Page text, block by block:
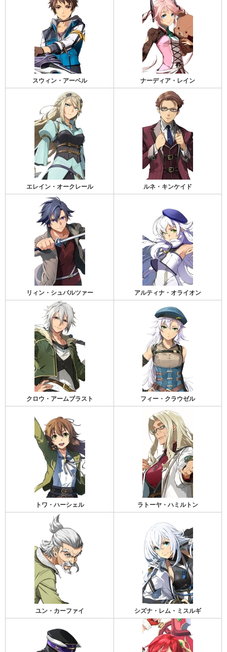
スウィン・アーベル ナーディア・レイン
エレイン・オークレール ルネ・キンケイド
リィン・シュバルツァー アルティナ・オライオン
クロウ・アームブラスト フィー・クラウゼル
トワ・ハーシェル ラトーヤ・ハミルトン
ユン・カーファイ シズナ・レム・ミスルギ